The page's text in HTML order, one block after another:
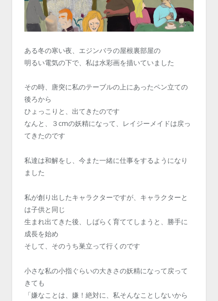
ある冬の寒い夜、エジンバラの屋根裏部屋の
明るい電気の下で、私は水彩画を描いていました
その時、唐突に私のテーブルの上にあったペン立ての
後ろから
ひょっこりと、出てきたのです
なんと、３cmの妖精になって、レイジーメイドは戻っ
てきたのです
私達は和解をし、今また一緒に仕事をするようになり
ました
私が創り出したキャラクターですが、キャラクターと
は子供と同じ
生まれ出てきた後、しばらく育ててしまうと、勝手に
成長を始め
そして、そのうち巣立って行くのです
小さな私の小指ぐらいの大きさの妖精になって戻って
きても
「嫌なことは、嫌！絶対に、私そんなことしないから